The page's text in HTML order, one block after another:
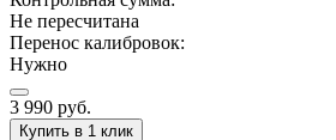
Не пересчитана
Перенос калибровок:
Нужно
3 990 руб.
Купить в 1 клик